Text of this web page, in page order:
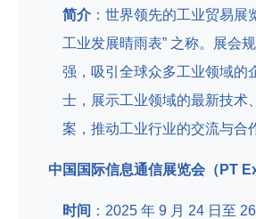
简介：世界领先的工业贸易展
工业发展晴雨表” 之称。展会
强，吸引全球众多工业领域的
士，展示工业领域的最新技术
案，推动工业行业的交流与合
中国国际信息通信展览会（PT
时间 ：2025 年 9 月 24 日至 26